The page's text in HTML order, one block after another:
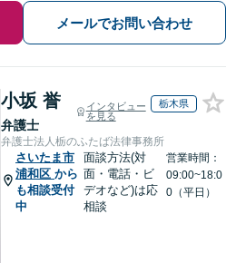
メールでお問い合わせ
小坂 誉
弁護士
インタビュー
を見る
栃木県
弁護士法人栃のふたば法律事務所
さいたま市
浦和区 から
も相談受付
中
面談方法(対
面・電話・ビ
デオなど)は応
相談
営業時間：
09:00~18:0
0（平日）